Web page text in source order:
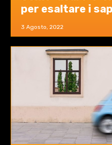
3 Agosto, 2022
per esaltare i